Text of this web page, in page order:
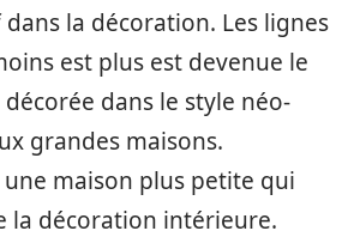
la décoration. Les lignes
est plus est devenue le
dans le style néo-
grandes maisons.
maison plus petite qui
la décoration intérieure.